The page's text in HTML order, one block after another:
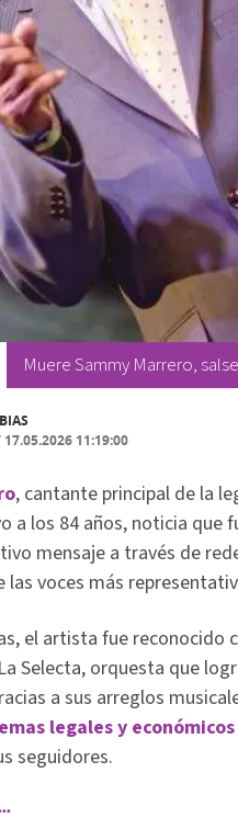
Muere Sammy Marrero,
17.05.2026 11:19:00
, cantante principal de la
a los 84 años, noticia que
mensaje a través de
las voces más
el artista fue reconocido
Selecta, orquesta que
a sus arreglos
legales y económicos
seguidores.